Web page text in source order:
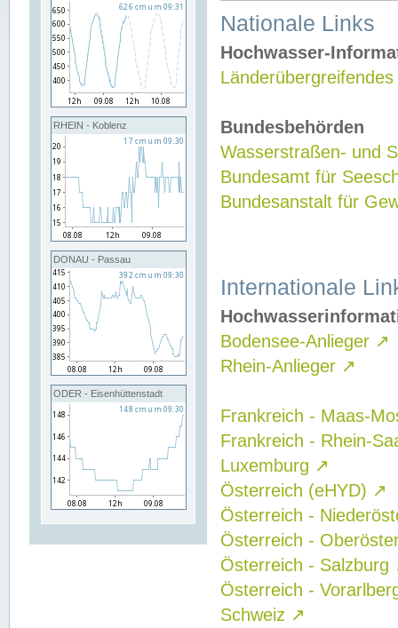
RHEIN - Koblenz
DONAU - Passau
ODER - Eisenhüttenstadt
Nationale Links
Hochwasser-
Bundesbehörden
Wasserstraßen- und
Bundesamt für
Bundesanstalt für
Internationale
Bodensee-Anlieger ↗
Rhein-Anlieger ↗
Frankreich - Maas-
Frankreich - Rhein-
Luxemburg ↗
Österreich (eHYD) ↗
Österreich -
Österreich -
Österreich - Salzburg
Österreich -
Schweiz ↗